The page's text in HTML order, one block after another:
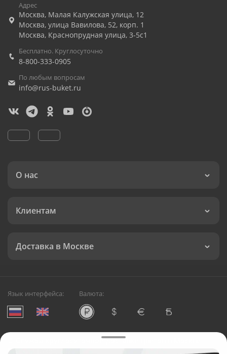
Адрес
Москва, Малая Калужская улица, 12
Москва, улица Вавилова, 52, корп. 1
Москва, Краснопрудная улица, 3-5с1
Бесплатно. Круглосуточно
8-800-333-0905
По любым вопросам
info@rus-buket.ru
О нас
Клиентам
Доставка в Москве
Язык интерфейса: Валюта:
Служба круглосуточной доставки цветов в Москве
Русский Букет, 2026